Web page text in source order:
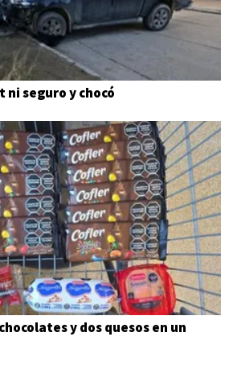
ni seguro y chocó
y dos quesos en un